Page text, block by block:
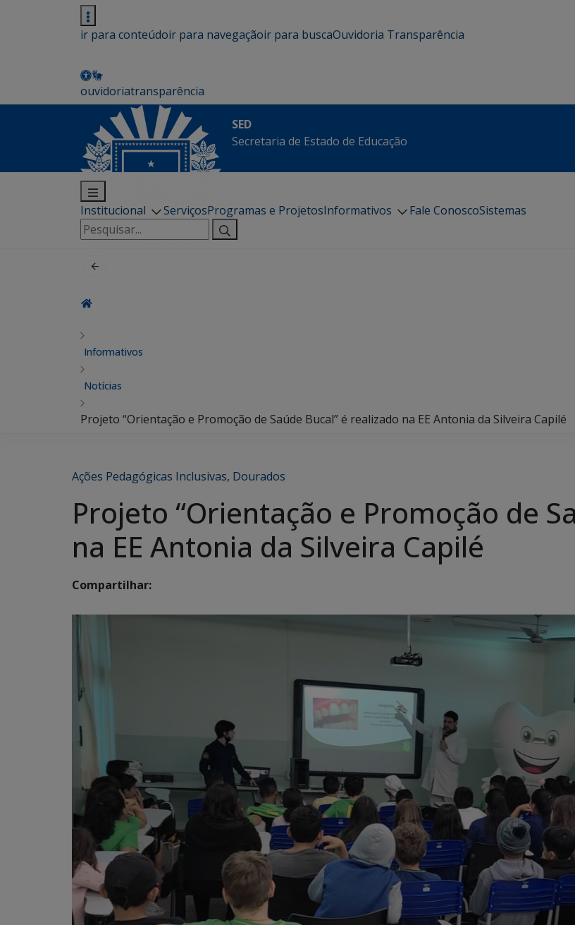
ir para conteúdoir para navegaçãoir para buscaOuvidoria Transparência
ouvidoriatransparência
SED
Secretaria de Estado de Educação
Institucional ServiçosProgramas e ProjetosInformativos Fale ConoscoSistemas
Pesquisar
por:
Informativos
Notícias
Projeto “Orientação e Promoção de Saúde Bucal” é realizado na EE Antonia da Silveira Capilé
Ações Pedagógicas Inclusivas, Dourados
Projeto “Orientação e Promoção de
na EE Antonia da Silveira Capilé
Compartilhar: